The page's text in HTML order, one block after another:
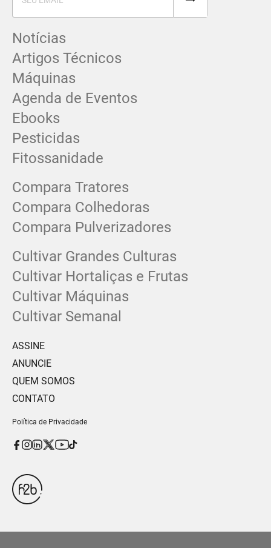
Notícias
Artigos Técnicos
Máquinas
Agenda de Eventos
Ebooks
Pesticidas
Fitossanidade
Compara Tratores
Compara Colhedoras
Compara Pulverizadores
Cultivar Grandes Culturas
Cultivar Hortaliças e Frutas
Cultivar Máquinas
Cultivar Semanal
ASSINE
ANUNCIE
QUEM SOMOS
CONTATO
Política de Privacidade